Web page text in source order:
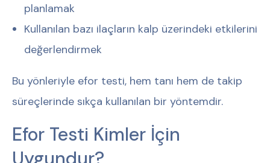
planlamak
Kullanılan bazı ilaçların kalp üzerindeki etkilerini
değerlendirmek
Bu yönleriyle efor testi, hem tanı hem de takip
süreçlerinde sıkça kullanılan bir yöntemdir.
Efor Testi Kimler İçin
Uygundur?